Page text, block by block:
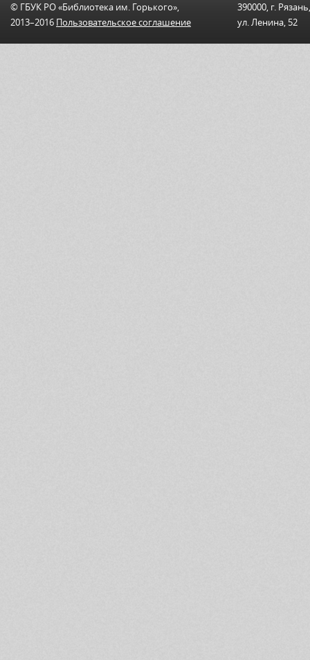
© ГБУК РО «Библиотека им. Горького»,
2013–2016 Пользовательскоe соглашениe
390000, г. Рязань,
ул. Ленина, 52